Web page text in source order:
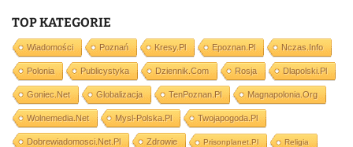
TOP KATEGORIE
Wiadomości Poznań Kresy.pl Epoznan.pl Nczas.info
Polonia Publicystyka Dziennik.com Rosja Dlapolski.pl
Goniec.net Globalizacja TenPoznan.pl Magnapolonia.org
Wolnemedia.net Mysl-Polska.pl Twojapogoda.pl
Dobrewiadomosci.net.pl Zdrowie Prisonplanet.pl Religia